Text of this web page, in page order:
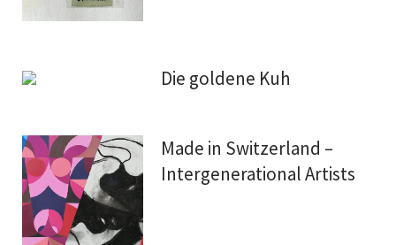
Die goldene Kuh
Made in Switzerland –
Intergenerational Artists